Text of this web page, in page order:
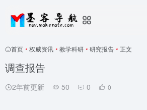
首页 • 权威资讯 • 教学科研 • 研究报告 • 正文
调查报告
2年前更新 50 0 0